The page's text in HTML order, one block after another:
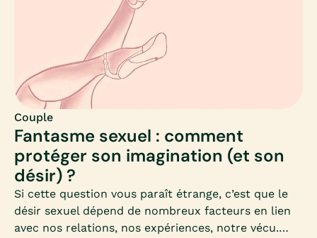
Couple
Fantasme sexuel : comment
protéger son imagination (et son
désir) ?
Si cette question vous paraît étrange, c’est que le
désir sexuel dépend de nombreux facteurs en lien
avec nos relations, nos expériences, notre vécu.